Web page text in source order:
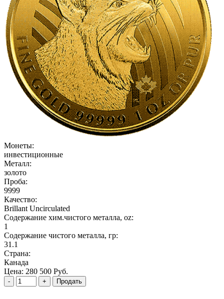
Монеты:
инвестиционные
Металл:
золото
Проба:
9999
Качество:
Brillant Uncirculated
Содержание хим.чистого металла, oz:
1
Содержание чистого металла, гр:
31.1
Страна:
Канада
Цена: 280 500 Руб.